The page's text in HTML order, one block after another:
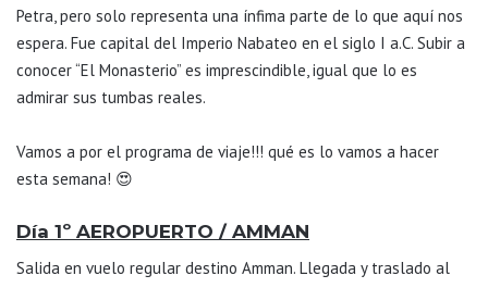
Petra, pero solo representa una ínfima parte de lo que aquí nos
espera. Fue capital del Imperio Nabateo en el siglo I a.C. Subir a
conocer “El Monasterio” es imprescindible, igual que lo es
admirar sus tumbas reales.
Vamos a por el programa de viaje!!! qué es lo vamos a hacer
esta semana! 😍
Día 1º AEROPUERTO / AMMAN
Salida en vuelo regular destino Amman. Llegada y traslado al